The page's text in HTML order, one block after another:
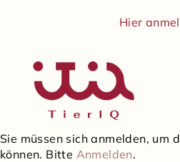
Hier
Sie müssen sich anmelden, um
können. Bitte Anmelden.